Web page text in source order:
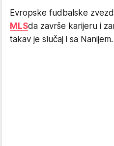
Evropske fudbalske
MLSda završe karijeru i
takav je slučaj i sa Nanijem.